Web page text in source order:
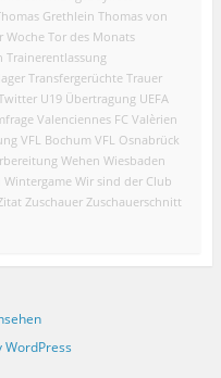
Grethlein Thomas von
Woche Tor des Monats
Trainerentlassung
Transfergerüchte Trauer
U19 Übertragung UEFA
Valenciennes FC Valèrien
VFL Bochum VFL Osnabrück
Wehen Wiesbaden
Wintergame Wir sind der Club
Zuschauer Zuschauerschnitt
WordPress